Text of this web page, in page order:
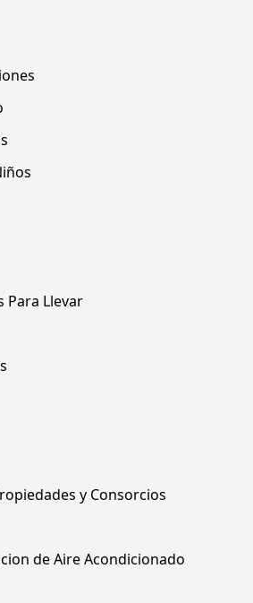
Para Llevar
y Consorcios
de Aire Acondicionado